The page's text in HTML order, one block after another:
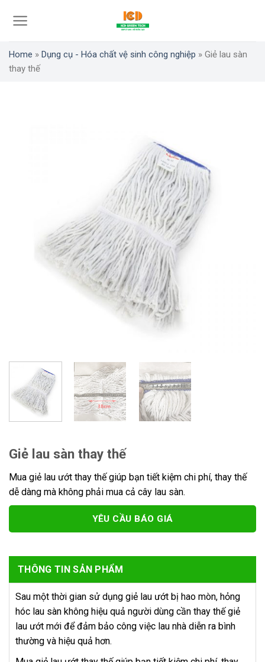
Home » Dụng cụ - Hóa chất vệ sinh công nghiệp » Giẻ lau sàn
thay thế
Giẻ lau sàn thay thế
Mua giẻ lau ướt thay thế giúp bạn tiết kiệm chi phí, thay thế
dễ dàng mà không phải mua cả cây lau sàn.
YÊU CẦU BÁO GIÁ
THÔNG TIN SẢN PHẨM
Sau một thời gian sử dụng giẻ lau ướt bị hao mòn, hỏng
hóc lau sàn không hiệu quả người dùng cần thay thế giẻ
lau ướt mới để đảm bảo công việc lau nhà diễn ra bình
thường và hiệu quả hơn.